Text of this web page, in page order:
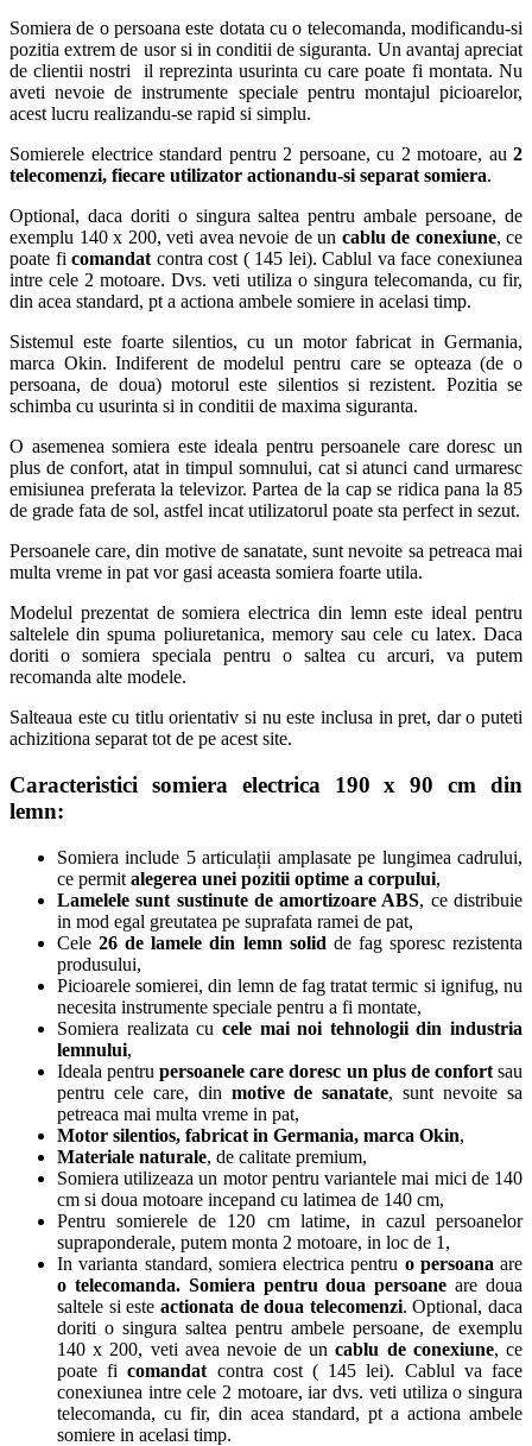
Somiera de o persoana este dotata cu o telecomanda, modificandu-si
pozitia extrem de usor si in conditii de siguranta. Un avantaj apreciat
de clientii nostri il reprezinta usurinta cu care poate fi montata. Nu
aveti nevoie de instrumente speciale pentru montajul picioarelor,
acest lucru realizandu-se rapid si simplu.
Somierele electrice standard pentru 2 persoane, cu 2 motoare, au 2
telecomenzi, fiecare utilizator actionandu-si separat somiera.
Optional, daca doriti o singura saltea pentru ambale persoane, de
exemplu 140 x 200, veti avea nevoie de un cablu de conexiune, ce
poate ficomandat contra cost ( 145 lei). Cablul va face conexiunea
intre cele 2 motoare. Dvs. veti utiliza o singura telecomanda, cu fir,
din acea standard, pt a actiona ambele somiere in acelasi timp.
Sistemul este foarte silentios, cu un motor fabricat in Germania,
marca Okin. Indiferent de modelul pentru care se opteaza (de o
persoana, de doua) motorul este silentios si rezistent. Pozitia se
schimba cu usurinta si in conditii de maxima siguranta.
O asemenea somiera este ideala pentru persoanele care doresc un
plus de confort, atat in timpul somnului, cat si atunci cand urmaresc
emisiunea preferata la televizor. Partea de la cap se ridica pana la 85
de grade fata de sol, astfel incat utilizatorul poate sta perfect in sezut.
Persoanele care, din motive de sanatate, sunt nevoite sa petreaca mai
multa vreme in pat vor gasi aceasta somiera foarte utila.
Modelul prezentat de somiera electrica din lemn este ideal pentru
saltelele din spuma poliuretanica, memory sau cele cu latex. Daca
doriti o somiera speciala pentru o saltea cu arcuri, va putem
recomanda alte modele.
Salteaua este cu titlu orientativ si nu este inclusa in pret, dar o puteti
achizitiona separat tot de pe acest site.
Caracteristici somiera electrica 190 x 90 cm din
lemn:
Somiera include 5 articulații amplasate pe lungimea cadrului,
ce permit alegerea unei pozitii optime a corpului,
Lamelele sunt sustinute de amortizoare ABS, ce distribuie
in mod egal greutatea pe suprafata ramei de pat,
Cele26 de lamele din lemn solid de fag sporesc rezistenta
produsului,
Picioarele somierei, din lemn de fag tratat termic si ignifug, nu
necesita instrumente speciale pentru a fi montate,
Somiera realizata cu cele mai noi tehnologii din industria
lemnului,
Ideala pentrupersoanele care doresc un plus de confortsau
pentru cele care, din motive de sanatate, sunt nevoite sa
petreaca mai multa vreme in pat,
Motor silentios, fabricat in Germania, marca Okin,
Materiale naturale, de calitate premium,
Somiera utilizeaza un motor pentru variantele mai mici de 140
cm si doua motoare incepand cu latimea de 140 cm,
Pentru somierele de 120 cm latime, in cazul persoanelor
supraponderale, putem monta 2 motoare, in loc de 1,
In varianta standard, somiera electrica pentru o persoana are
o telecomanda. Somiera pentru doua persoane are doua
saltele si este actionata de doua telecomenzi. Optional, daca
doriti o singura saltea pentru ambele persoane, de exemplu
140 x 200, veti avea nevoie de uncablu de conexiune, ce
poate ficomandat contra cost ( 145 lei). Cablul va face
conexiunea intre cele 2 motoare, iar dvs. veti utiliza o singura
telecomanda, cu fir, din acea standard, pt a actiona ambele
somiere in acelasi timp.